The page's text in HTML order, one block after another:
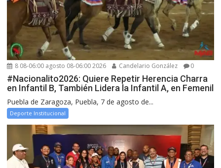
8 08-06:00 agosto 08-06:00 2026 Candelario González 0
#Nacionalito2026: Quiere Repetir Herencia Charra
en Infantil B, También Lidera la Infantil A, en Femenil
Puebla de Zaragoza, Puebla, 7 de agosto de...
Deporte Institucional